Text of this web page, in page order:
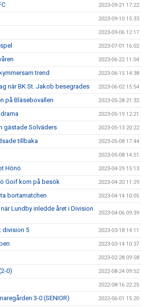
2023-09-21 17:22
2023-09-10 15:33
2023-09-06 12:17
2023-07-01 16:02
2023-06-22 11:04
trend 2023-06-15 14:38
när BK St. Jakob besegrades 2023-06-02 15:54
på Bläsebovallen 2023-05-28 21:32
2023-05-19 12:21
gästade Solväders 2023-05-13 20:22
tillbaka 2023-05-08 17:44
2023-05-08 14:51
Hönö 2023-04-29 15:13
Goif kom på besök 2023-04-20 11:29
bortamatchen 2023-04-14 10:05
Lundby inledde året i Division
2023-04-06 09:39
division 5 2023-03-18 14:11
2023-03-14 10:37
2023-02-28 09:58
0) 2022-08-24 09:52
2022-08-16 22:25
3-0 (SENIOR) 2022-06-01 15:20